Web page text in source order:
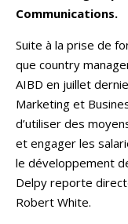
Communications.
Suite à la prise de
que country
AIBD en juillet
Marketing et
d’utiliser des
et engager les
le développement
Delpy reporte
Robert White.